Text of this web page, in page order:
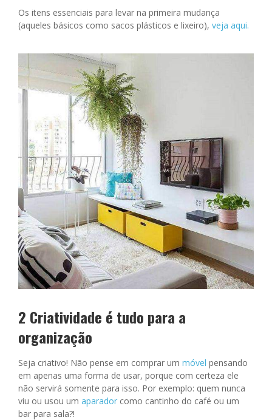
Os itens essenciais para levar na primeira mudança
(aqueles básicos como sacos plásticos e lixeiro), veja aqui.
2 Criatividade é tudo para a
organização
Seja criativo! Não pense em comprar um móvel pensando
em apenas uma forma de usar, porque com certeza ele
não servirá somente para isso. Por exemplo: quem nunca
viu ou usou um aparador como cantinho do café ou um
bar para sala?!